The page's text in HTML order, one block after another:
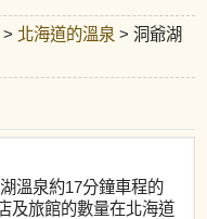
> 北海道的溫泉 > 洞爺湖
溫泉約17分鐘車程的
及旅館的數量在北海道